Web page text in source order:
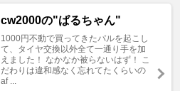
cw2000の"ぱるちゃん"
1000円不動で買ってきたパルを起こし
て、タイヤ交換以外全て一通り手を加
えました！ なかなか被らないはず！ こ
だわりは違和感なく忘れてたくらいの
af ...